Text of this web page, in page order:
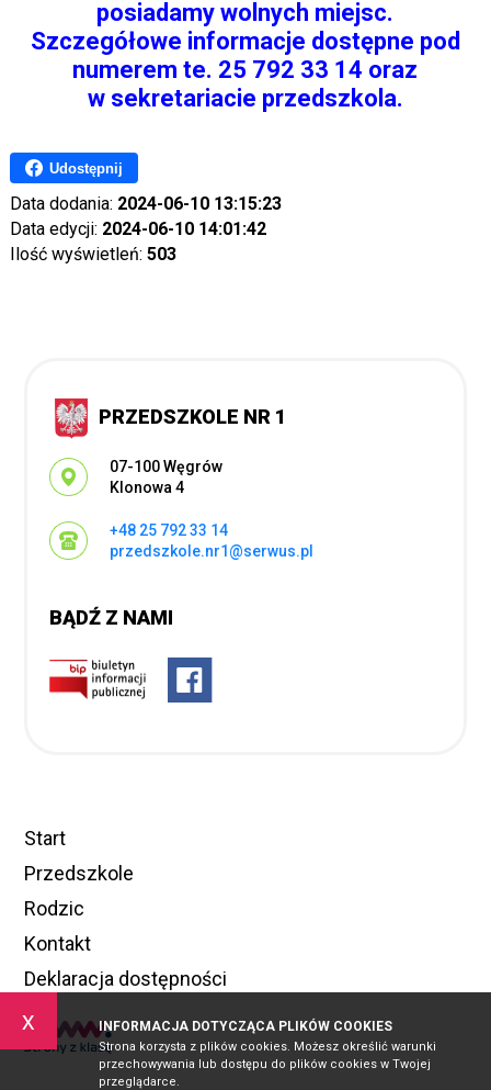
x INFORMACJA DOTYCZĄCA PLIKÓW COOKIES
Strona korzysta z plików cookies. Możesz określić warunki
przechowywania lub dostępu do plików cookies w Twojej
przeglądarce.
posiadamy wolnych miejsc.
Szczegółowe informacje dostępne pod
numerem te. 25 792 33 14 oraz
w sekretariacie przedszkola.
Udostępnij
Data dodania: 2024-06-10 13:15:23
Data edycji: 2024-06-10 14:01:42
Ilość wyświetleń: 503
PRZEDSZKOLE NR 1
Adres pocztowy:
07-100 Węgrów
Klonowa 4
+48 25 792 33 14
przedszkole.nr1@serwus.pl
BĄDŹ Z NAMI
Start
Przedszkole
Rodzic
Kontakt
Deklaracja dostępności